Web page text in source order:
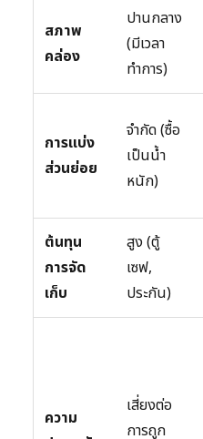
สภาพ
คล่อง
ปานกลาง
(มีเวลา
ทำการ)
การแบ่ง
ส่วนย่อย
จำกัด (ซื้อ
เป็นน้ำ
หนัก)
ต้นทุน
การจัด
เก็บ
สูง (ตู้
เซฟ,
ประกัน)
ความ
เสี่ยงต่อ
การถูก